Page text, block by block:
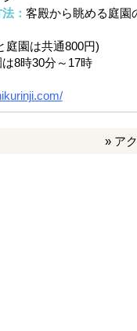
： 客殿から眺める庭園
庭園は共通800円)
8時30分～17時
» ア